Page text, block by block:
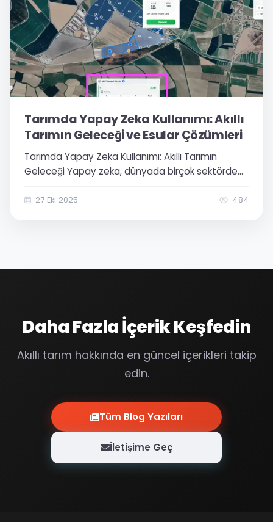
Tarımda Yapay Zeka Kullanımı: Akıllı
Tarımın Geleceği ve Esular Çözümleri
Tarımda Yapay Zeka Kullanımı: Akıllı Tarımın
Geleceği Yapay zeka, dünyada birçok sektörde
dönüşüme öncülük ediyor. Geleneksel tarım
27 Eki 2025 484
Daha Fazla İçerik Keşfedin
Akıllı tarım hakkında en güncel içerikleri takip
edin.
Tüm Blog Yazıları
İletişime Geç